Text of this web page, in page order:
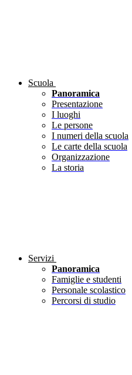
Scuola
Panoramica
Presentazione
I luoghi
Le persone
I numeri della scuola
Le carte della scuola
Organizzazione
La storia
Servizi
Panoramica
Famiglie e studenti
Personale scolastico
Percorsi di studio